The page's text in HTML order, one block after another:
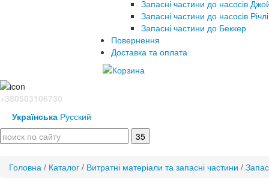
Запасні частини до насосів
Запасні частини до насосів Річлі
Запасні частини до Беккер
Повернення
Доставка та оплата
+380503106730
Українська Русский
Головна / Каталог / Витратні матеріали та запасні частини /